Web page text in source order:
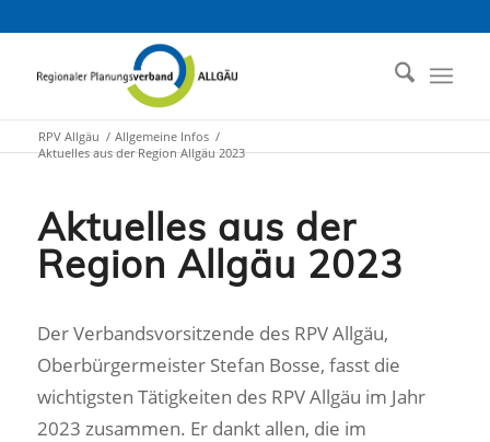
RPV Allgäu / Allgemeine Infos /
Aktuelles aus der Region Allgäu 2023
Aktuelles aus der
Region Allgäu 2023
Der Verbandsvorsitzende des RPV Allgäu,
Oberbürgermeister Stefan Bosse, fasst die
wichtigsten Tätigkeiten des RPV Allgäu im Jahr
2023 zusammen. Er dankt allen, die im